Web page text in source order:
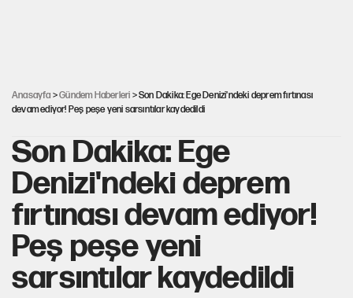
Anasayfa >Gündem Haberleri > Son Dakika: Ege Denizi'ndeki deprem fırtınası
devam ediyor! Peş peşe yeni sarsıntılar kaydedildi
Son Dakika: Ege
Denizi'ndeki deprem
fırtınası devam ediyor!
Peş peşe yeni
sarsıntılar kaydedildi